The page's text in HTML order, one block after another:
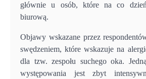
głównie u osób, które na co
biurową.
Objawy wskazane przez
swędzeniem, które wskazuje na
dla tzw. zespołu suchego oka.
występowania jest zbyt